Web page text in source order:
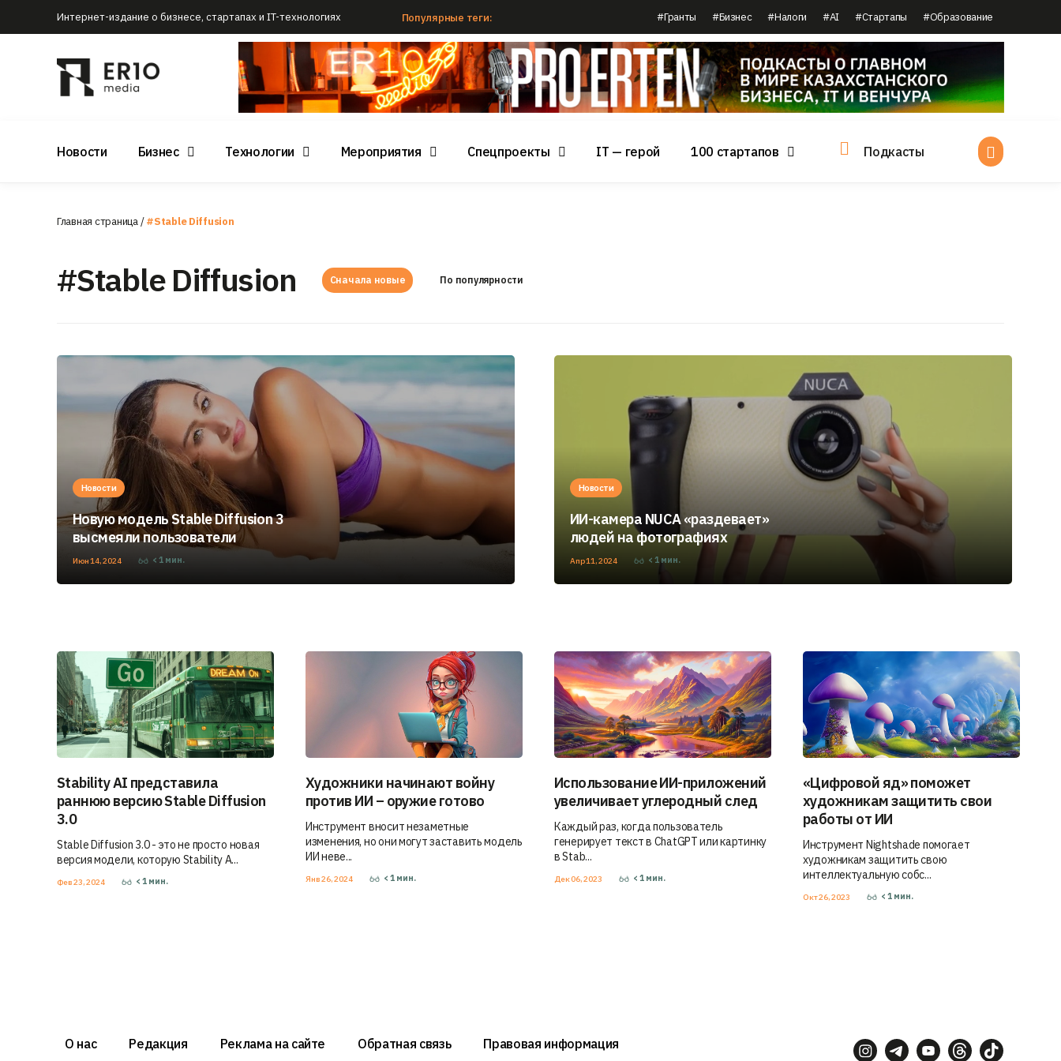
Интернет-издание о бизнесе, стартапах и IT-технологиях Популярные теги: #Гранты #Бизнес #Налоги #AI #Стартапы #Образование
Новости Бизнес Технологии Мероприятия Спецпроекты IT — герой 100 стартапов Подкасты
Главная страница/#Stable Diffusion
#Stable Diffusion Сначала новые По популярности
Новости
Новую модель Stable Diffusion 3
высмеяли пользователи
Июн 14, 2024 < 1 мин.
Новости
ИИ-камера NUCA «раздевает»
людей на фотографиях
Апр 11, 2024 < 1мин.
Stability AI представила
раннюю версию Stable Diffusion
3.0
Stable Diffusion 3.0 - это не просто новая
версия модели, которую Stability A...
Фев 23, 2024 < 1 мин.
Художники начинают войну
против ИИ – оружие готово
Инструмент вносит незаметные
изменения, но они могут заставить модель
ИИ неве...
Янв 26, 2024 < 1 мин.
Использование ИИ-приложений
увеличивает углеродный след
Каждый раз, когда пользователь
генерирует текст в ChatGPT или картинку
в Stab...
Дек 06, 2023 < 1 мин.
«Цифровой яд» поможет
художникам защитить свои
работы от ИИ
Инструмент Nightshade помогает
художникам защитить свою
интеллектуальную собс...
Окт 26, 2023 < 1 мин.
О нас Редакция Реклама на сайте Обратная связь Правовая информация